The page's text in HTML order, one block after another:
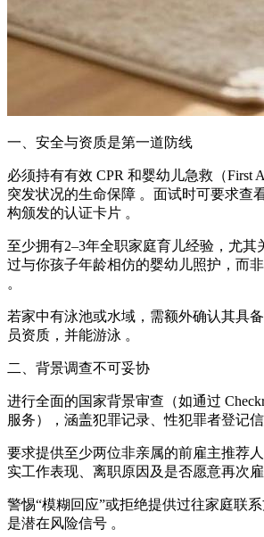
一、安全与资质是第一道防线
必须持有有效 CPR 和婴幼儿急救（First
突发状况的生命保障 。面试时可要求查
构颁发的认证卡片 。
至少拥有2–3年全职家庭育儿经验，尤其
过与你孩子年龄相仿的婴幼儿照护，而
。
若家中有泳池或水域，需额外确认其具
员资质，并能游泳 。
二、背景调查不可妥协
进行全面的国家背景审查（如通过
服务），涵盖犯罪记录、性犯罪者登记信
要求提供至少两位非亲属的前雇主推荐
实工作表现、离职原因及是否愿意再次雇
警惕“模糊回应”或拒绝提供过往家庭联
是潜在风险信号 。